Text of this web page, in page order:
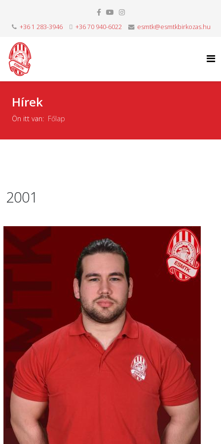
+36 1 283-3946 +36 70 940-6022 esmtk@esmtkbirkozas.hu
Hírek
Ön itt van: Főlap
2001